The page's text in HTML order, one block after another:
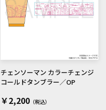
チェンソーマン カラーチェンジ
コールドタンブラー／OP
￥2,200